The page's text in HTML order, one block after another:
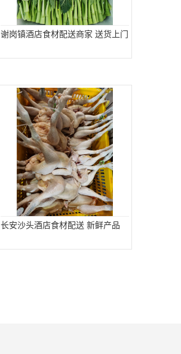
谢岗镇酒店食材配送商家 送货上门
长安沙头酒店食材配送 新鲜产品